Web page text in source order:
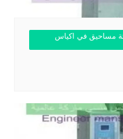
مساحيق في اكياس